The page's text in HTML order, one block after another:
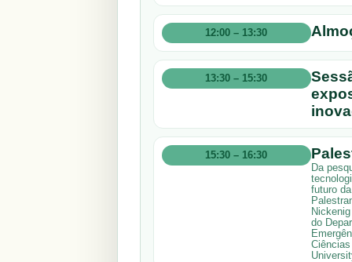
12:00 – 13:30
13:30 – 15:30
15:30 – 16:30
Da
futuro
do